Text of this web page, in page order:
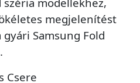
megjelenítést
Samsung Fold
Csere